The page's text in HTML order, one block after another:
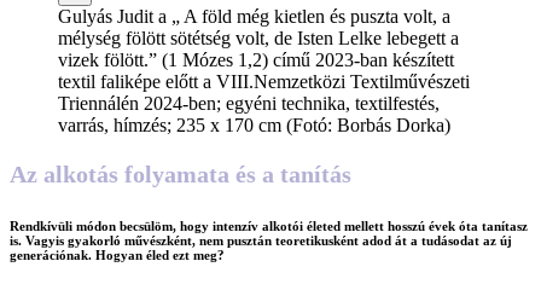
Gulyás Judit a „ A föld még kietlen és puszta volt, a
mélység fölött sötétség volt, de Isten Lelke lebegett a
vizek fölött.” (1 Mózes 1,2) című 2023-ban készített
textil faliképe előtt a VIII.Nemzetközi Textilművészeti
Triennálén 2024-ben; egyéni technika, textilfestés,
varrás, hímzés; 235 x 170 cm (Fotó: Borbás Dorka)
Az alkotás folyamata és a tanítás
Rendkívüli módon becsülöm, hogy intenzív alkotói életed mellett hosszú évek óta tanítasz
is. Vagyis gyakorló művészként, nem pusztán teoretikusként adod át a tudásodat az új
generációnak. Hogyan éled ezt meg?